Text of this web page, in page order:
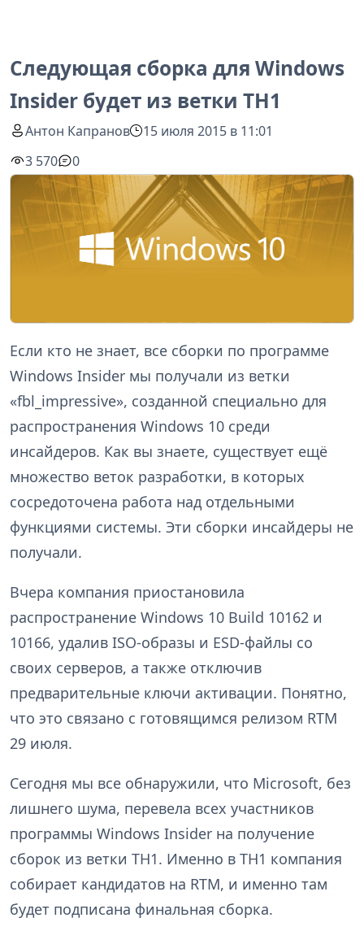
Следующая сборка для Windows
Insider будет из ветки TH1
Антон Капранов
15 июля 2015 в 11:01
3 570
0
Если кто не знает, все сборки по программе
Windows Insider мы получали из ветки
«fbl_impressive», созданной специально для
распространения Windows 10 среди
инсайдеров. Как вы знаете, существует ещё
множество веток разработки, в которых
сосредоточена работа над отдельными
функциями системы. Эти сборки инсайдеры не
получали.
Вчера компания приостановила
распространение Windows 10 Build 10162 и
10166, удалив ISO-образы и ESD-файлы со
своих серверов, а также отключив
предварительные ключи активации. Понятно,
что это связано с готовящимся релизом RTM
29 июля.
Сегодня мы все обнаружили, что Microsoft, без
лишнего шума, перевела всех участников
программы Windows Insider на получение
сборок из ветки TH1. Именно в TH1 компания
собирает кандидатов на RTM, и именно там
будет подписана финальная сборка.